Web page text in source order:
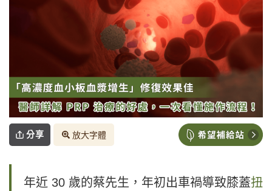
分享 放大字體
年近 30 歲的蔡先生，年初出車禍導致膝蓋扭